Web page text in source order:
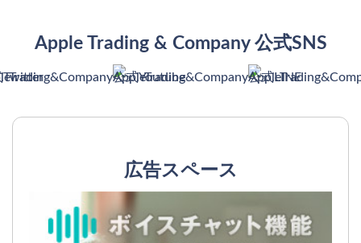
Apple Trading & Company 公式SNS
広告スペース